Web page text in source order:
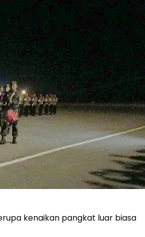
kenaikan pangkat luar biasa